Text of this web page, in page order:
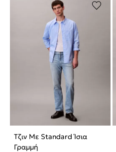
Τζιν Με Standard Ίσια
Γραμμή